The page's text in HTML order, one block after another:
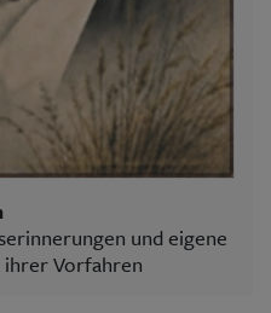
und eigene
Vorfahren